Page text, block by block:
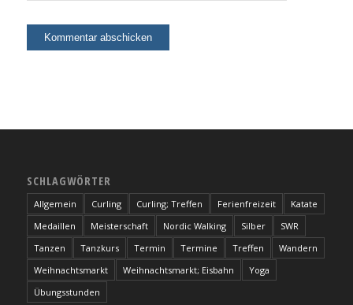
SCHLAGWÖRTER
Allgemein Curling Curling; Treffen Ferienfreizeit
Katate
Medaillen
Meisterschaft Nordic Walking Silber
SWR
Tanzen
Tanzkurs Termin Termine Treffen
Wandern
Weihnachtsmarkt
Weihnachtsmarkt; Eisbahn
Yoga
Übungsstunden